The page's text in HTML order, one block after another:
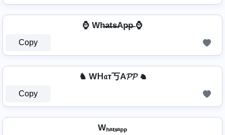
⌚ Wh̶a̶t̶s̶Ap̶p̶ ⌚
Copy
♞ Wᕼ𝔞т丂A𝓟𝓟 ♞
Copy
Wₕₐₜₛₐₚₚ